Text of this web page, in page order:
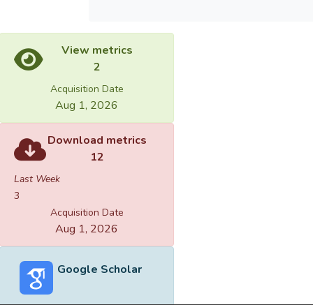
View metrics
2
Acquisition Date
Aug 1, 2026
Download metrics
12
Last Week
3
Acquisition Date
Aug 1, 2026
Google Scholar